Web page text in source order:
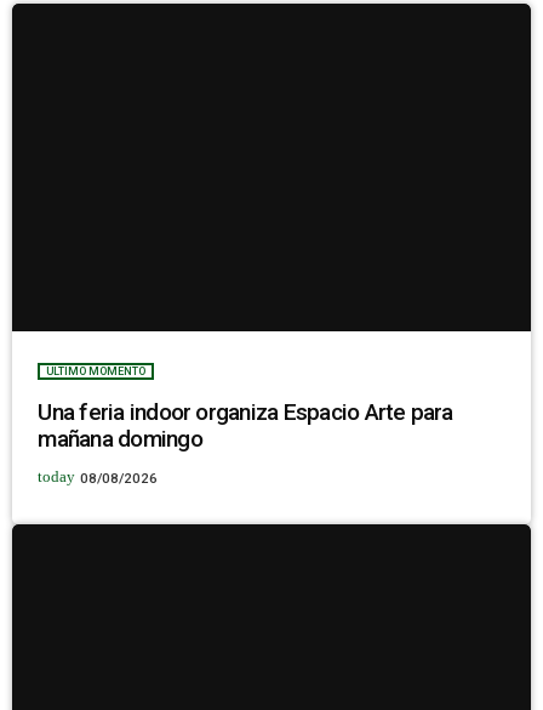
ULTIMO MOMENTO
Una feria indoor organiza Espacio Arte para
mañana domingo
today 08/08/2026